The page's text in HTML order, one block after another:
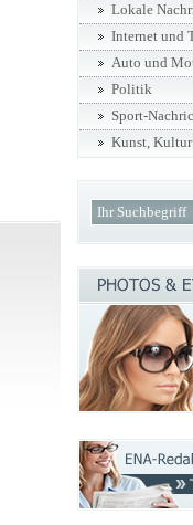
Lokale
Internet und
Auto und
Politik
Sport-
Kunst,